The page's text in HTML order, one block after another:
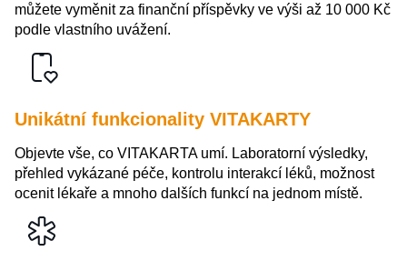
můžete vyměnit za finanční příspěvky ve výši až 10 000 Kč
podle vlastního uvážení.
Unikátní funkcionality VITAKARTY
Objevte vše, co VITAKARTA umí. Laboratorní výsledky,
přehled vykázané péče, kontrolu interakcí léků, možnost
ocenit lékaře a mnoho dalších funkcí na jednom místě.